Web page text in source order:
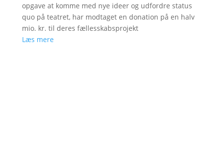
opgave at komme med nye ideer og udfordre status
quo på teatret, har modtaget en donation på en halv
mio. kr. til deres fællesskabsprojekt
Læs mere